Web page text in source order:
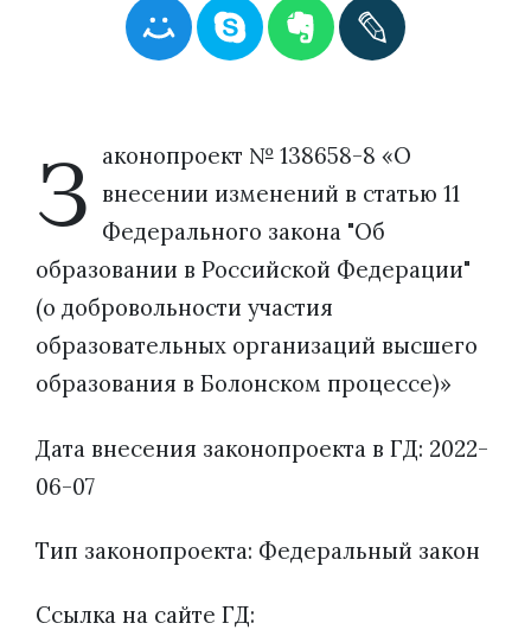
З аконопроект № 138658-8 «О
внесении изменений в статью 11
Федерального закона "Об
образовании в Российской Федерации"
(о добровольности участия
образовательных организаций высшего
образования в Болонском процессе)»
Дата внесения законопроекта в ГД: 2022-
06-07
Тип законопроекта: Федеральный закон
Ссылка на сайте ГД: